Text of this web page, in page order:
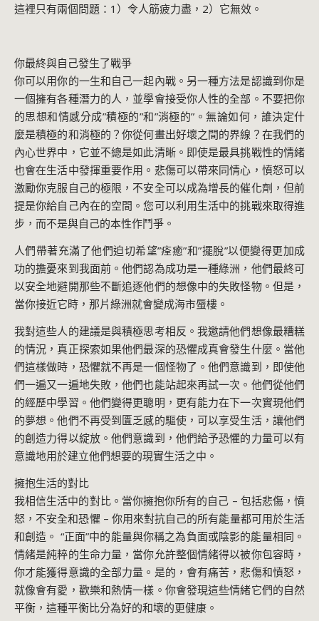
這裡只有兩個問題：1）令人筋疲力盡，2）它無效。
你最終與自己發生了戰爭
你可以用你的一生和自己一起內戰。另一種方法是認識到你是
一個擁有各種潛力的人，並學會接受你人性的全部。不要把你
的思想和情感分成”積極的”和”消極的”。無論如何，誰決定什
麼是積極的和消極的？你從何畫出好壞之間的界線？在我們的
內心世界中，它並不總是如此清晰。即使是最具挑戰性的情緒
也會在生活中發揮重要作用。悲傷可以帶來同情心，憤怒可以
激勵你克服自己的極限，不安全可以成為增長的催化劑，但前
提是你給自己內在的空間。您可以利用生活中的挑戰來取得進
步，而不是與自己的本性作鬥爭。
人們帶著充滿了他們迫切希望”痊癒”和”擺脫”以便變得更加成
功的擔憂來到我面前。他們認為成功是一種綠洲，他們最終可
以安全地避開那些不斷追逐他們的想像中的失敗怪物。但是，
當你接近它時，那片綠洲就會變成海市蜃樓。
我對這些人的建議是與積極思考相反。我邀請他們想像最糟糕
的情況，真正探索如果他們最深的恐懼成真會發生什麼。當他
們這樣做時，恐懼就不再是一個怪物了。他們意識到，即使他
們一遍又一遍地失敗，他們也能站起來再試一次。他們從他們
的經歷中學習。他們變得更聰明，更有能力在下一次實現他們
的夢想。他們不再受到匱乏感的驅使，可以享受生活，讓他們
的創造力得以綻放。他們意識到，他們給予恐懼的力量可以有
意識地用於建立他們想要的現實生活之中。
擁抱生活的對比
我相信生活中的對比。當你擁抱你所有的自己 – 包括悲傷，憤
怒，不安全和恐懼 – 你用來對抗自己的所有能量都可用於生活
和創造。 “正面”中的能量與你稱之為負面或陰影的能量相同。
情緒是純粹的生命力量，當你允許整個情緒得以被你包容時，
你才能獲得意識的全部力量。是的，會有痛苦，悲傷和憤怒，
就像會有愛，歡樂和熱情一樣。你會發現這些情緒它們的自然
平衡，這種平衡比分為好的和壞的更健康。